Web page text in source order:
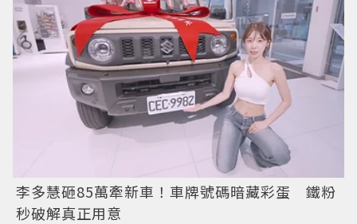
李多慧砸85萬牽新車！車牌號碼暗藏彩蛋 鐵粉
秒破解真正用意